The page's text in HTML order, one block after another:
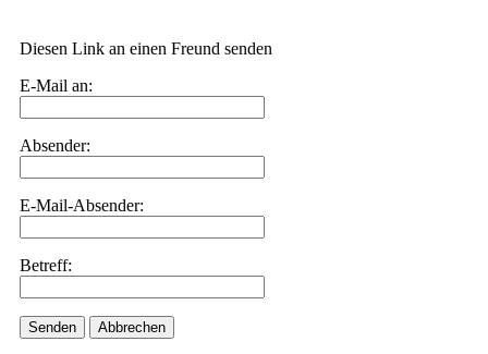
Diesen Link an einen Freund senden
E-Mail an:
Absender:
E-Mail-Absender:
Betreff:
Senden Abbrechen